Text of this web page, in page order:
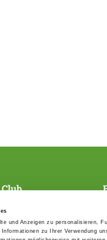
und Anzeigen zu personalisieren,
zu Ihrer Verwendung